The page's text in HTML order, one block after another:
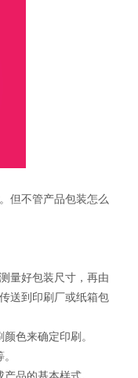
但不管产品包装怎么
量好包装尺寸，再由
送到印刷厂或纸箱包
色来确定印刷。